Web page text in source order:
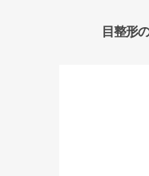
目整形